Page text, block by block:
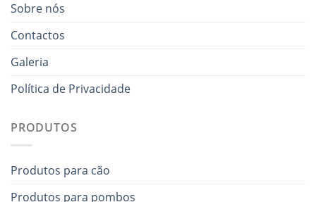
Sobre nós
Contactos
Galeria
Política de Privacidade
PRODUTOS
Produtos para cão
Produtos para pombos